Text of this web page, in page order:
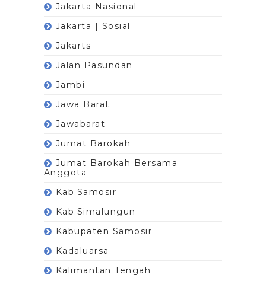
Jakarta Nasional
Jakarta | Sosial
Jakarts
Jalan Pasundan
Jambi
Jawa Barat
Jawabarat
Jumat Barokah
Jumat Barokah Bersama
Anggota
Kab.Samosir
Kab.Simalungun
Kabupaten Samosir
Kadaluarsa
Kalimantan Tengah